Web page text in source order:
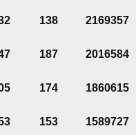
138 2169357
187 2016584
174 1860615
153 1589727